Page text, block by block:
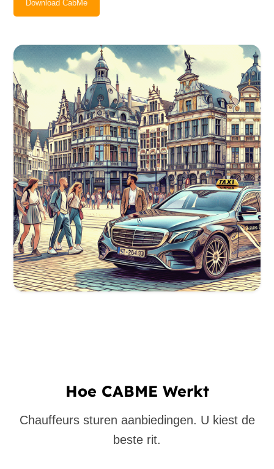
Download CabMe
Hoe CABME Werkt
Chauffeurs sturen aanbiedingen. U kiest de
beste rit.